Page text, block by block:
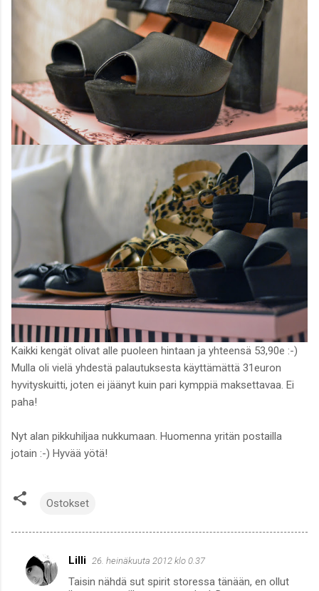
Kaikki kengät olivat alle puoleen hintaan ja yhteensä 53,90e :-)
Mulla oli vielä yhdestä palautuksesta käyttämättä 31euron
hyvityskuitti, joten ei jäänyt kuin pari kymppiä maksettavaa. Ei
paha!
Nyt alan pikkuhiljaa nukkumaan. Huomenna yritän postailla
jotain :-) Hyvää yötä!
Ostokset
K
Lilli 26. heinäkuuta 2012 klo 0.37
Taisin nähdä sut spirit storessa tänään, en ollut